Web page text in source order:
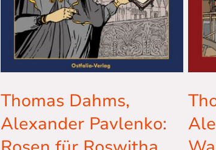
Thomas Dahms,
Alexander Pavlenko: